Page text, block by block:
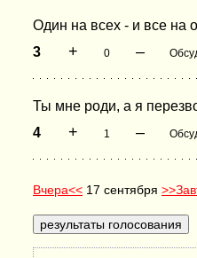
Один на всех - и все на
3
+ 0 –
Ты мне роди, а я
4
+ 1 –
Вчера<< 17 сентября